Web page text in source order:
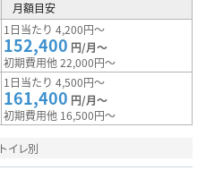
月額目安
1日当たり 4,200円～
152,400 円/月～
初期費用他 22,000円～
1日当たり 4,500円～
161,400 円/月～
初期費用他 16,500円～
イレ別